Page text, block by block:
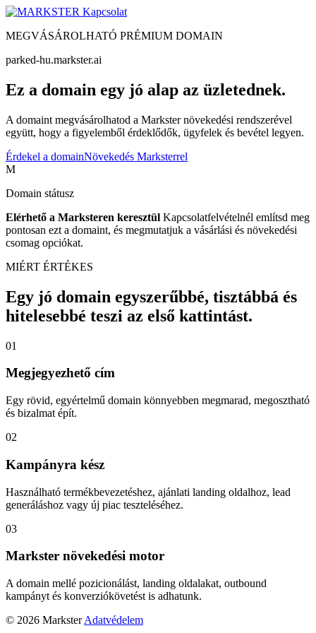
Kapcsolat
MEGVÁSÁROLHATÓ PRÉMIUM DOMAIN
parked-hu.markster.ai
Ez a domain egy jó alap az üzletednek.
A domaint megvásárolhatod a Markster növekedési rendszerével
együtt, hogy a figyelemből érdeklődők, ügyfelek és bevétel legyen.
Érdekel a domainNövekedés Marksterrel
M
Domain státusz
Elérhető a Marksteren keresztül Kapcsolatfelvételnél említsd meg
pontosan ezt a domaint, és megmutatjuk a vásárlási és növekedési
csomag opciókat.
MIÉRT ÉRTÉKES
Egy jó domain egyszerűbbé, tisztábbá és
hitelesebbé teszi az első kattintást.
01
Megjegyezhető cím
Egy rövid, egyértelmű domain könnyebben megmarad, megosztható
és bizalmat épít.
02
Kampányra kész
Használható termékbevezetéshez, ajánlati landing oldalhoz, lead
generáláshoz vagy új piac teszteléséhez.
03
Markster növekedési motor
A domain mellé pozicionálást, landing oldalakat, outbound
kampányt és konverziókövetést is adhatunk.
© 2026 Markster Adatvédelem